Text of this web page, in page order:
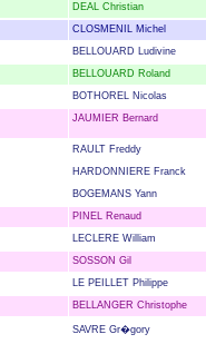
DEAL Christian
CLOSMENIL Michel
BELLOUARD Ludivine
BELLOUARD Roland
BOTHOREL Nicolas
JAUMIER Bernard
RAULT Freddy
HARDONNIERE Franck
BOGEMANS Yann
PINEL Renaud
LECLERE William
SOSSON Gil
LE PEILLET Philippe
BELLANGER Christophe
SAVRE Gr�gory